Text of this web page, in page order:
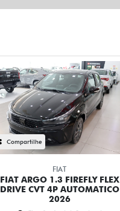
Compartilhe
FIAT
FIAT ARGO 1.3 FIREFLY FLEX
DRIVE CVT 4P AUTOMATICO
2026